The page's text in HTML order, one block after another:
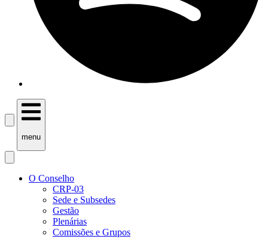
menu
O Conselho
CRP-03
Sede e Subsedes
Gestão
Plenárias
Comissões e Grupos